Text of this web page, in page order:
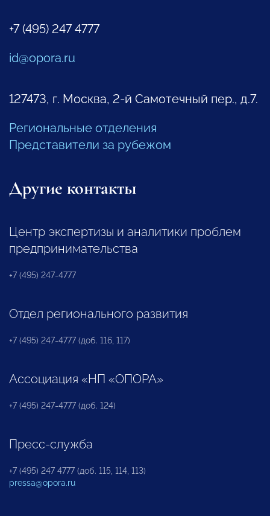
+7 (495) 247 4777
id@opora.ru
127473, г. Москва, 2-й Самотечный пер., д.7.
Региональные отделения
Представители за рубежом
Другие контакты
Центр экспертизы и аналитики проблем
предпринимательства
+7 (495) 247-4777
Отдел регионального развития
+7 (495) 247-4777 (доб. 116, 117)
Ассоциация «НП «ОПОРА»
+7 (495) 247-4777 (доб. 124)
Пресс-служба
+7 (495) 247 4777 (доб. 115, 114, 113)
pressa@opora.ru